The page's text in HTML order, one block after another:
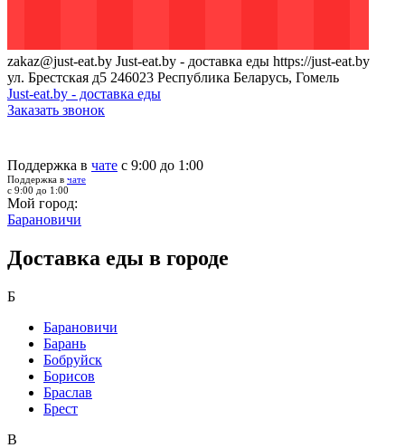
zakaz@just-eat.by Just-eat.by - доставка еды https://just-eat.by
ул. Брестская д5 246023 Республика Беларусь, Гомель
Just-eat.by - доставка еды
Заказать звонок
Поддержка в чате с 9:00 до 1:00
Поддержка в чате
с 9:00 до 1:00
Мой город:
Барановичи
Доставка еды в городе
Б
Барановичи
Барань
Бобруйск
Борисов
Браслав
Брест
В